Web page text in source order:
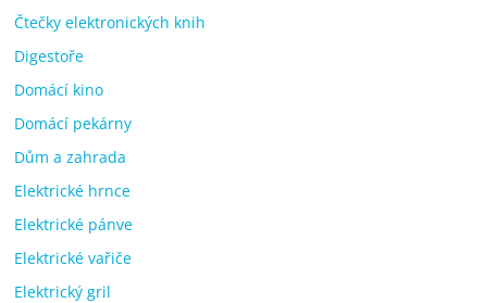
Čtečky elektronických knih
Digestoře
Domácí kino
Domácí pekárny
Dům a zahrada
Elektrické hrnce
Elektrické pánve
Elektrické vařiče
Elektrický gril